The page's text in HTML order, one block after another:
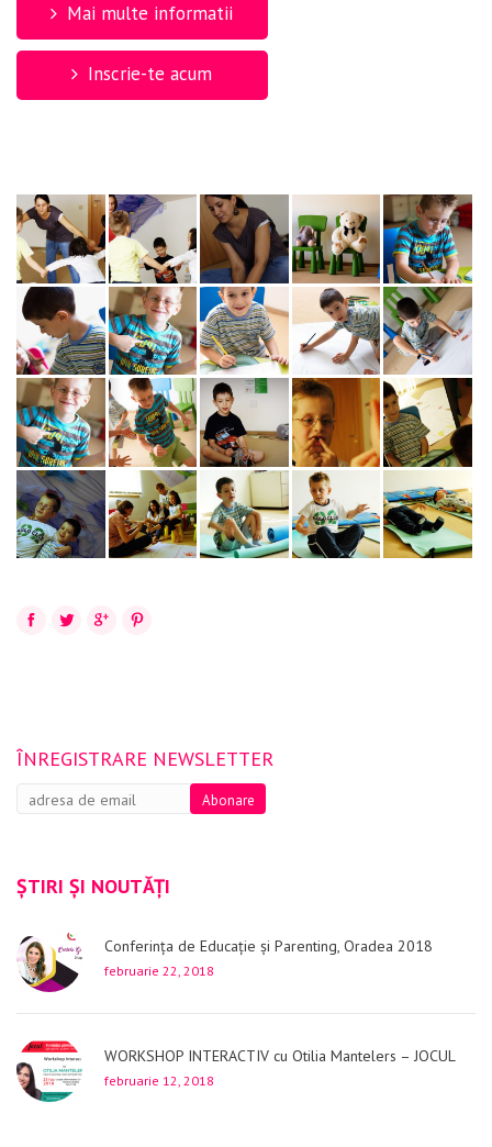
Mai multe informatii
Inscrie-te acum
FacebookTwitterGoogle+Pinterest
ÎNREGISTRARE NEWSLETTER
ȘTIRI ȘI NOUTĂȚI
Conferința de Educație și Parenting, Oradea 2018
februarie 22, 2018
WORKSHOP INTERACTIV cu Otilia Mantelers – JOCUL
februarie 12, 2018